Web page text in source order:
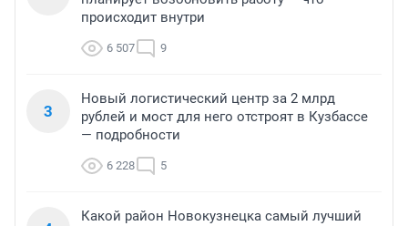
происходит внутри
6 507 9
3
Новый логистический центр за 2 млрд
рублей и мост для него отстроят в Кузбассе
— подробности
6 228 5
Какой район Новокузнецка самый лучший